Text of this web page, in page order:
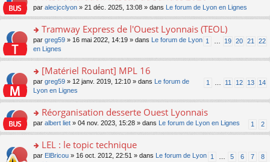
nt
u
s
ré
c
e
nt
lu
u
s
ré
c
e
s
e
n
o
n
lu
pl
ré
c
e
er
le
m
e
s
s
e
n
o
n
lu
pl
s
ré
o
n
ult
er
le
m
e
s
s
e
n
o
n
par alecjcclyon » 21 déc. 2025, 13:08 » dans Le forum de Lyon en Lignes
o
n
s
er
le
m
e
s
s
e
n
Tramway Express de l'Ouest Lyonnais (TEOL)
1 19 20 21 22
par greg59 » 16 mai 2022, 14:19 » dans
Le forum de Lyon
en Lignes
o
s
er
le
m
e
s
[Matériel Roulant] MPL 16
1 11 12 13 14
par greg59 » 12 janv. 2019, 12:10 » dans
Le forum de
Lyon en Lignes
o
n
ult
er
Réorganisation desserte Ouest Lyonnais
1 2
par albert liet » 04 nov. 2023, 15:28 » dans Le forum de Lyon en Lignes
o
LEL : le topic technique
1 5 6 7 8
par ElBricou » 16 oct. 2012, 22:51 » dans
Le forum de Lyon